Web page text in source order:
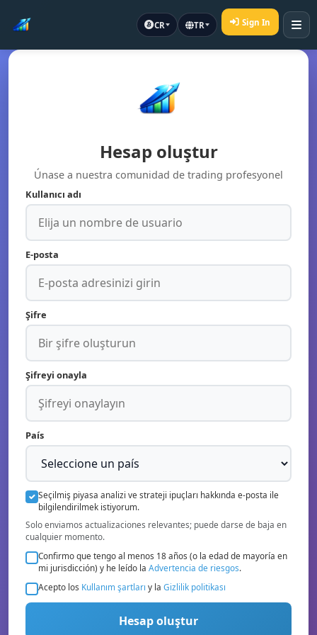
CR TR Sign In
Hesap oluştur
Únase a nuestra comunidad de trading profesyonel
Kullanıcı adı
E-posta
Şifre
Şifreyi onayla
País
Seçilmiş piyasa analizi ve strateji ipuçları hakkında e-posta ile
bilgilendirilmek istiyorum.
Solo enviamos actualizaciones relevantes; puede darse de baja en
cualquier momento.
Confirmo que tengo al menos 18 años (o la edad de mayoría en
mi jurisdicción) y he leído la Advertencia de riesgos.
Acepto los Kullanım şartları y la Gizlilik politikası
Hesap oluştur